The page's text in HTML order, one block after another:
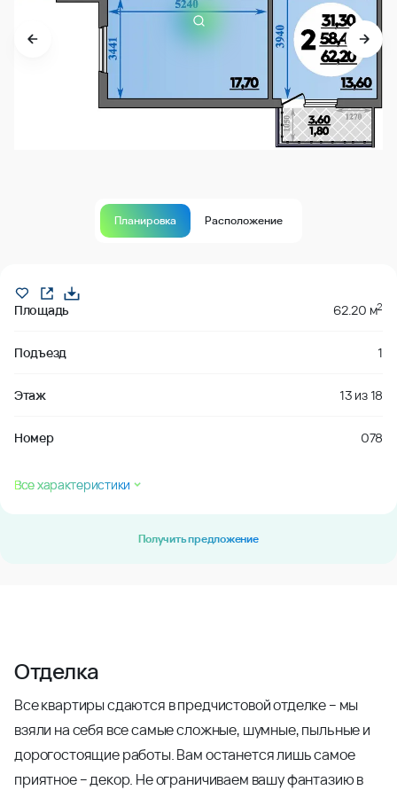
Планировка Расположение
Площадь 62.20 м2
Подъезд 1
Этаж 13 из18
Номер 078
Все характеристики
Получить предложение
Отделка
Все квартиры сдаются в предчистовой отделке – мы
взяли на себя все самые сложные, шумные, пыльные и
дорогостоящие работы. Вам останется лишь самое
приятное – декор. Не ограничиваем вашу фантазию в